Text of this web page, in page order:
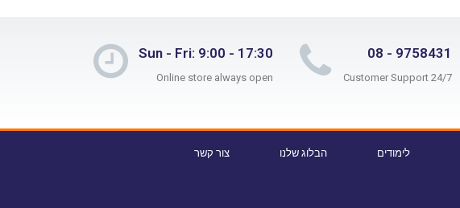
9758431 - 08
24/7 Customer Support
Sun - Fri: 9:00 - 17:30
Online store always open
לימודים הבלוג שלנו צור קשר